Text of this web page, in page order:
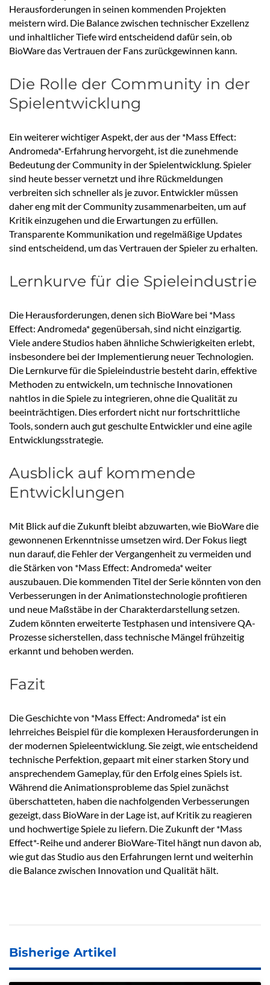
Herausforderungen in seinen kommenden Projekten
meistern wird. Die Balance zwischen technischer Exzellenz
und inhaltlicher Tiefe wird entscheidend dafür sein, ob
BioWare das Vertrauen der Fans zurückgewinnen kann.
Die Rolle der Community in der
Spielentwicklung
Ein weiterer wichtiger Aspekt, der aus der *Mass Effect:
Andromeda*-Erfahrung hervorgeht, ist die zunehmende
Bedeutung der Community in der Spielentwicklung. Spieler
sind heute besser vernetzt und ihre Rückmeldungen
verbreiten sich schneller als je zuvor. Entwickler müssen
daher eng mit der Community zusammenarbeiten, um auf
Kritik einzugehen und die Erwartungen zu erfüllen.
Transparente Kommunikation und regelmäßige Updates
sind entscheidend, um das Vertrauen der Spieler zu erhalten.
Lernkurve für die Spieleindustrie
Die Herausforderungen, denen sich BioWare bei *Mass
Effect: Andromeda* gegenübersah, sind nicht einzigartig.
Viele andere Studios haben ähnliche Schwierigkeiten erlebt,
insbesondere bei der Implementierung neuer Technologien.
Die Lernkurve für die Spieleindustrie besteht darin, effektive
Methoden zu entwickeln, um technische Innovationen
nahtlos in die Spiele zu integrieren, ohne die Qualität zu
beeinträchtigen. Dies erfordert nicht nur fortschrittliche
Tools, sondern auch gut geschulte Entwickler und eine agile
Entwicklungsstrategie.
Ausblick auf kommende
Entwicklungen
Mit Blick auf die Zukunft bleibt abzuwarten, wie BioWare die
gewonnenen Erkenntnisse umsetzen wird. Der Fokus liegt
nun darauf, die Fehler der Vergangenheit zu vermeiden und
die Stärken von *Mass Effect: Andromeda* weiter
auszubauen. Die kommenden Titel der Serie könnten von den
Verbesserungen in der Animationstechnologie profitieren
und neue Maßstäbe in der Charakterdarstellung setzen.
Zudem könnten erweiterte Testphasen und intensivere QA-
Prozesse sicherstellen, dass technische Mängel frühzeitig
erkannt und behoben werden.
Fazit
Die Geschichte von *Mass Effect: Andromeda* ist ein
lehrreiches Beispiel für die komplexen Herausforderungen in
der modernen Spieleentwicklung. Sie zeigt, wie entscheidend
technische Perfektion, gepaart mit einer starken Story und
ansprechendem Gameplay, für den Erfolg eines Spiels ist.
Während die Animationsprobleme das Spiel zunächst
überschatteten, haben die nachfolgenden Verbesserungen
gezeigt, dass BioWare in der Lage ist, auf Kritik zu reagieren
und hochwertige Spiele zu liefern. Die Zukunft der *Mass
Effect*-Reihe und anderer BioWare-Titel hängt nun davon ab,
wie gut das Studio aus den Erfahrungen lernt und weiterhin
die Balance zwischen Innovation und Qualität hält.
Bisherige Artikel